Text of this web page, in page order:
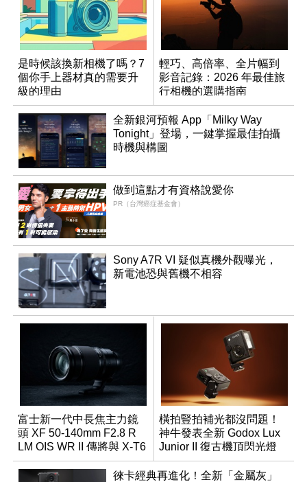
是時候該換新相機了嗎？7
個你手上器材真的需要升
級的理由
輕巧、高倍率、全片幅到
影音記錄：2026 年最佳旅
行相機的選購指南
全新銀河預報 App「Milky Way
Tonight」登場，一鍵掌握最佳拍攝
時機與構圖
做到這點才有資格說愛你
PR（台灣癌症基金會）
Sony A7R VI 疑似真機外觀曝光，
新電池恐與舊機不相容
富士新一代中長焦主力鏡
頭 XF 50-140mm F2.8 R
LM OIS WR II 傳將與 X-T6
同步亮相
橫拍豎拍補光都沒問題！
神牛發表全新 Godox Lux
Junior II 復古機頂閃光燈
徠卡經典再進化！全新「金屬灰」